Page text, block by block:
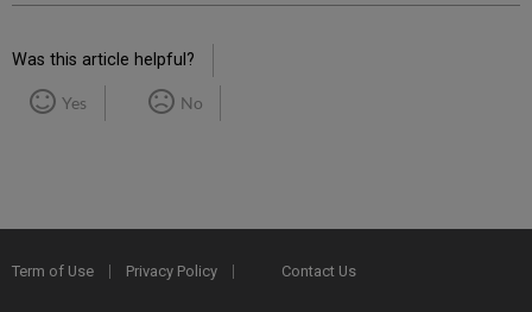
Was this article helpful?
Yes No
Term of Use Privacy Policy Contact Us